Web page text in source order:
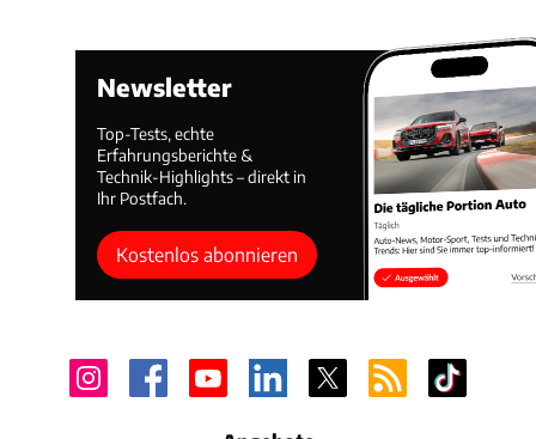
Newsletter
Top-Tests, echte
Erfahrungsberichte &
Technik-Highlights – direkt in
Ihr Postfach.
Kostenlos abonnieren